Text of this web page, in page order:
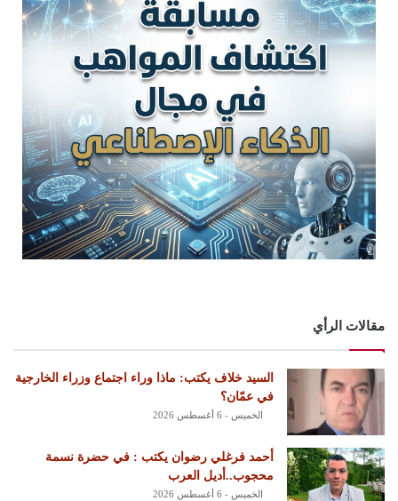
مقالات الرأي
السيد خلاف يكتب: ماذا وراء اجتماع وزراء الخارجية
في عمّان؟
الخميس - 6 أغسطس 2026
أحمد فرغلي رضوان يكتب : في حضرة نسمة
محجوب..أديل العرب
الخميس - 6 أغسطس 2026